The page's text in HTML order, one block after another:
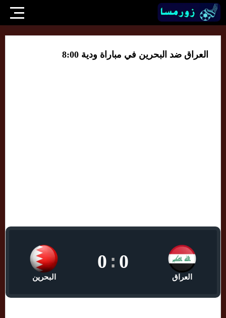
العراق ضد البحرين في مباراة ودية 8:00
العراق
0
:
0
البحرين